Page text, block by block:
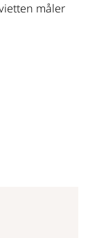
måler